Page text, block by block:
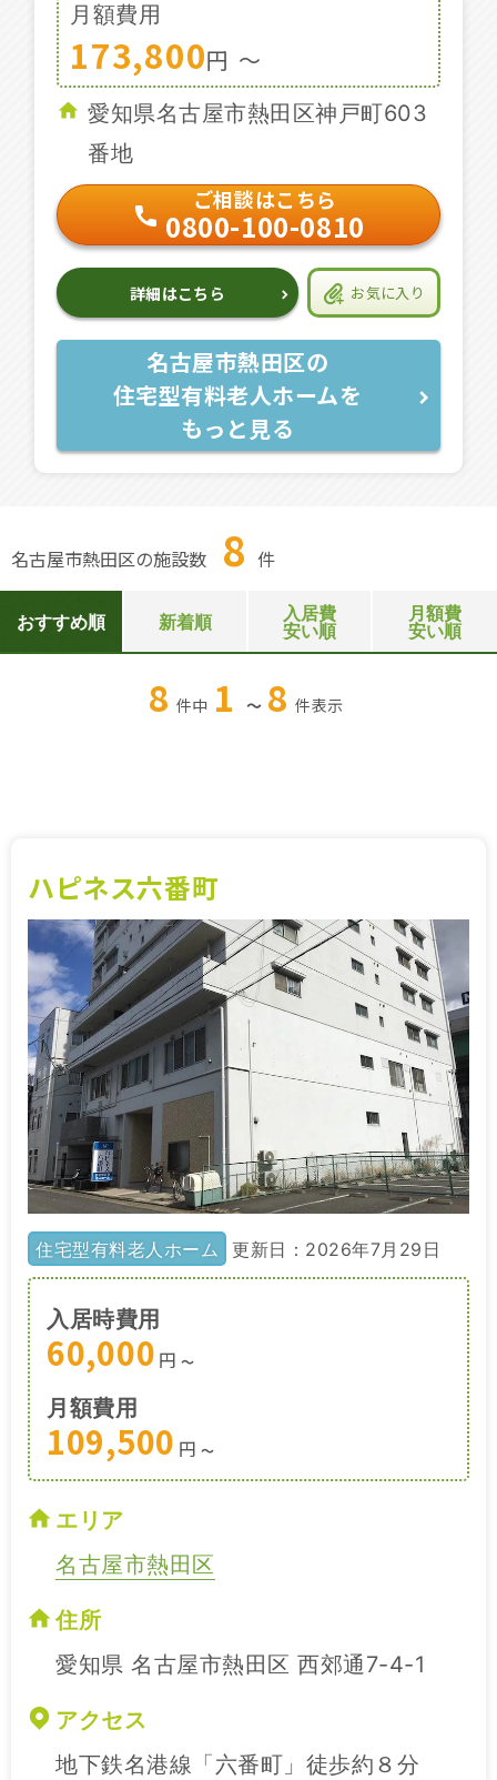
月額費用
173,800円 〜
愛知県名古屋市熱田区神戸町603
番地
ご相談はこちら
0800-100-0810
詳細はこちら お気に入り
名古屋市熱田区の
住宅型有料老人ホームを
もっと見る
名古屋市熱田区の施設数 8 件
おすすめ順 新着順
入居費
安い順
月額費
安い順
8 件中 1 ～ 8 件表示
ハピネス六番町
住宅型有料老人ホーム 更新日：2026年7月29日
入居時費用
60,000 円 〜
月額費用
109,500 円 〜
エリア
名古屋市熱田区
住所
愛知県 名古屋市熱田区 西郊通7-4-1
アクセス
地下鉄名港線「六番町」徒歩約８分